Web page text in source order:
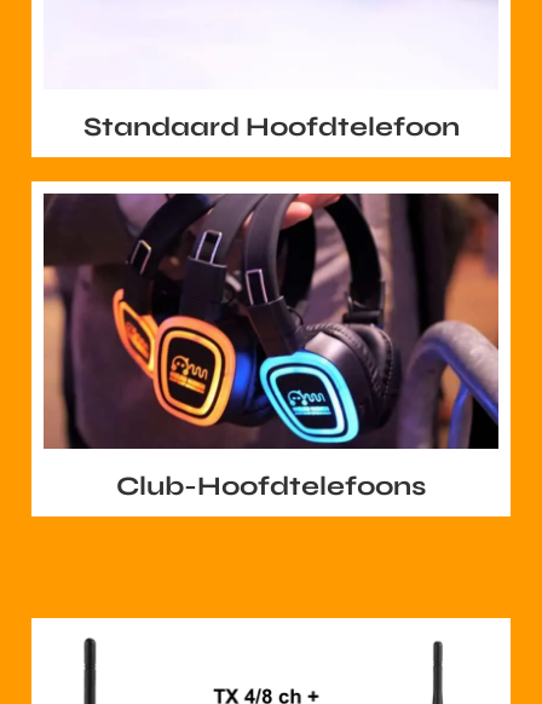
Standaard Hoofdtelefoon
Club-Hoofdtelefoons